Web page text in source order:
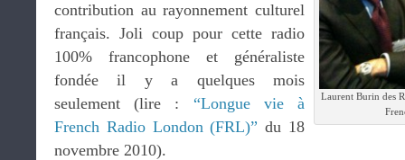
Laurent Burin des
contribution au rayonnement culturel
français. Joli coup pour cette radio
100% francophone et généraliste
fondée il y a quelques mois
seulement (lire : “Longue vie à
French Radio London (FRL)”du 18
novembre 2010).